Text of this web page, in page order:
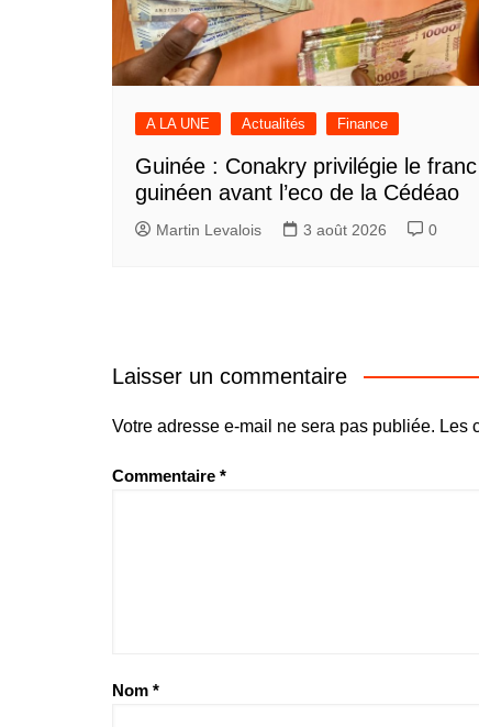
A LA UNE Actualités Finance
Guinée : Conakry privilégie le franc
guinéen avant l’eco de la Cédéao
Martin Levalois 3 août 2026 0
Laisser un commentaire
Votre adresse e-mail ne sera pas publiée. Les
Commentaire *
Nom *